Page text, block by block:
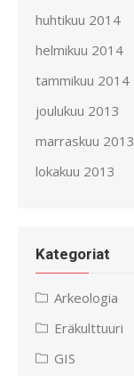
huhtikuu 2014
helmikuu 2014
tammikuu 2014
joulukuu 2013
marraskuu 2013
lokakuu 2013
Kategoriat
Arkeologia
Eräkulttuuri
GIS